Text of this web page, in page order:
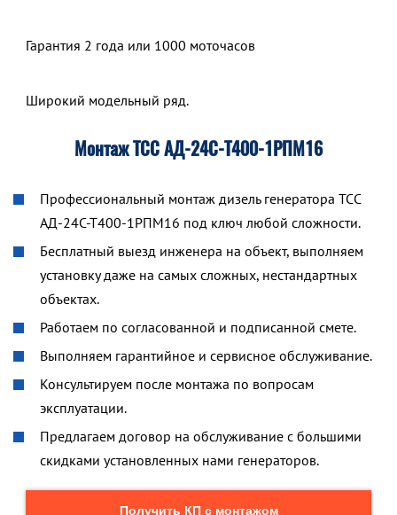
Гарантия 2 года или 1000 моточасов
Широкий модельный ряд.
Монтаж ТСС АД-24С-Т400-1РПМ16
Профессиональный монтаж дизель генератора ТСС
АД-24С-Т400-1РПМ16 под ключ любой сложности.
Бесплатный выезд инженера на объект, выполняем
установку даже на самых сложных, нестандартных
объектах.
Работаем по согласованной и подписанной смете.
Выполняем гарантийное и сервисное обслуживание.
Консультируем после монтажа по вопросам
эксплуатации.
Предлагаем договор на обслуживание с большими
скидками установленных нами генераторов.
Получить КП с монтажом